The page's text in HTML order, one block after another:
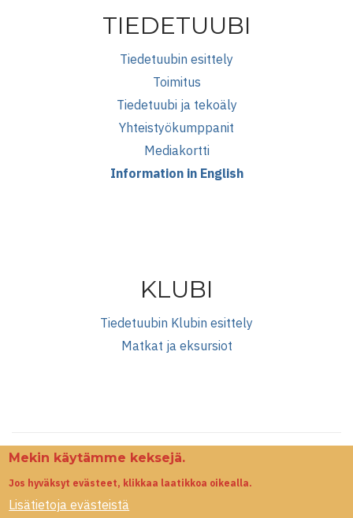
TIEDETUUBI
Tiedetuubin esittely
Toimitus
Tiedetuubi ja tekoäly
Yhteistyökumppanit
Mediakortti
Information in English
KLUBI
Tiedetuubin Klubin esittely
Matkat ja eksursiot
Mekin käytämme keksejä.
Jos hyväksyt evästeet, klikkaa laatikkoa oikealla.
Lisätietoja evästeistä